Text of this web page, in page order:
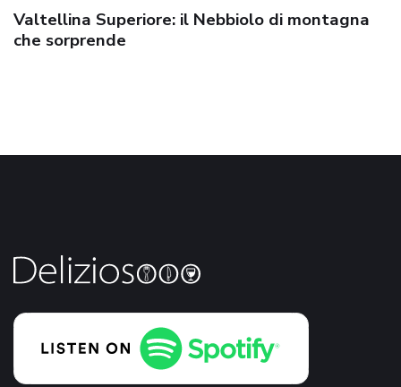
Valtellina Superiore: il Nebbiolo di montagna
che sorprende